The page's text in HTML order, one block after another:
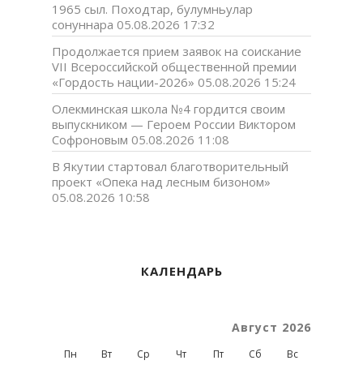
1965 сыл. Походтар, булумньулар
сонуннара 05.08.2026 17:32
Продолжается прием заявок на соискание
VII Всероссийской общественной премии
«Гордость нации-2026» 05.08.2026 15:24
Олекминская школа №4 гордится своим
выпускником — Героем России Виктором
Софроновым 05.08.2026 11:08
В Якутии стартовал благотворительный
проект «Опека над лесным бизоном»
05.08.2026 10:58
КАЛЕНДАРЬ
Август 2026
Пн Вт Ср Чт Пт Сб Вс